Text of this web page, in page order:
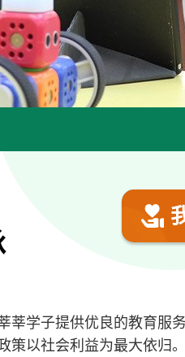
莘学子提供优良的教育服务
策以社会利益为最大依归。